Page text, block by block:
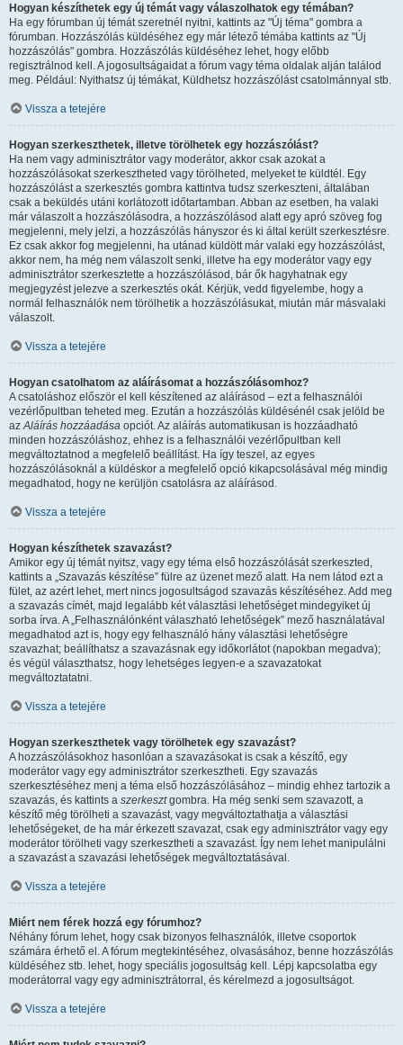
Hogyan készíthetek egy új témát vagy válaszolhatok egy témában?
Ha egy fórumban új témát szeretnél nyitni, kattints az "Új téma" gombra a
fórumban. Hozzászólás küldéséhez egy már létező témába kattints az "Új
hozzászólás" gombra. Hozzászólás küldéséhez lehet, hogy előbb
regisztrálnod kell. A jogosultságaidat a fórum vagy téma oldalak alján találod
meg. Például: Nyithatsz új témákat, Küldhetsz hozzászólást csatolmánnyal stb.
Vissza a tetejére
Hogyan szerkeszthetek, illetve törölhetek egy hozzászólást?
Ha nem vagy adminisztrátor vagy moderátor, akkor csak azokat a
hozzászólásokat szerkesztheted vagy törölheted, melyeket te küldtél. Egy
hozzászólást a szerkesztés gombra kattintva tudsz szerkeszteni, általában
csak a beküldés utáni korlátozott időtartamban. Abban az esetben, ha valaki
már válaszolt a hozzászólásodra, a hozzászólásod alatt egy apró szöveg fog
megjelenni, mely jelzi, a hozzászólás hányszor és ki által került szerkesztésre.
Ez csak akkor fog megjelenni, ha utánad küldött már valaki egy hozzászólást,
akkor nem, ha még nem válaszolt senki, illetve ha egy moderátor vagy egy
adminisztrátor szerkesztette a hozzászólásod, bár ők hagyhatnak egy
megjegyzést jelezve a szerkesztés okát. Kérjük, vedd figyelembe, hogy a
normál felhasználók nem törölhetik a hozzászólásukat, miután már másvalaki
válaszolt.
Vissza a tetejére
Hogyan csatolhatom az aláírásomat a hozzászólásomhoz?
A csatoláshoz először el kell készítened az aláírásod – ezt a felhasználói
vezérlőpultban teheted meg. Ezután a hozzászólás küldésénél csak jelöld be
azAláírás hozzáadása opciót. Az aláírás automatikusan is hozzáadható
minden hozzászóláshoz, ehhez is a felhasználói vezérlőpultban kell
megváltoztatnod a megfelelő beállítást. Ha így teszel, az egyes
hozzászólásoknál a küldéskor a megfelelő opció kikapcsolásával még mindig
megadhatod, hogy ne kerüljön csatolásra az aláírásod.
Vissza a tetejére
Hogyan készíthetek szavazást?
Amikor egy új témát nyitsz, vagy egy téma első hozzászólását szerkeszted,
kattints a „Szavazás készítése” fülre az üzenet mező alatt. Ha nem látod ezt a
fület, az azért lehet, mert nincs jogosultságod szavazás készítéséhez. Add meg
a szavazás címét, majd legalább két választási lehetőséget mindegyiket új
sorba írva. A „Felhasználónként válaszható lehetőségek” mező használatával
megadhatod azt is, hogy egy felhasználó hány választási lehetőségre
szavazhat; beállíthatsz a szavazásnak egy időkorlátot (napokban megadva);
és végül választhatsz, hogy lehetséges legyen-e a szavazatokat
megváltoztatatni.
Vissza a tetejére
Hogyan szerkeszthetek vagy törölhetek egy szavazást?
A hozzászólásokhoz hasonlóan a szavazásokat is csak a készítő, egy
moderátor vagy egy adminisztrátor szerkesztheti. Egy szavazás
szerkesztéséhez menj a téma első hozzászólásához – mindig ehhez tartozik a
szavazás, és kattints a szerkesztgombra. Ha még senki sem szavazott, a
készítő még törölheti a szavazást, vagy megváltoztathatja a választási
lehetőségeket, de ha már érkezett szavazat, csak egy adminisztrátor vagy egy
moderátor törölheti vagy szerkesztheti a szavazást. Így nem lehet manipulálni
a szavazást a szavazási lehetőségek megváltoztatásával.
Vissza a tetejére
Miért nem férek hozzá egy fórumhoz?
Néhány fórum lehet, hogy csak bizonyos felhasználók, illetve csoportok
számára érhető el. A fórum megtekintéséhez, olvasásához, benne hozzászólás
küldéséhez stb. lehet, hogy speciális jogosultság kell. Lépj kapcsolatba egy
moderátorral vagy egy adminisztrátorral, és kérelmezd a jogosultságot.
Vissza a tetejére